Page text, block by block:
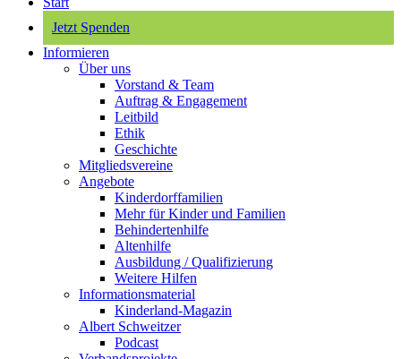
Jetzt Spenden
Informieren
Über uns
Vorstand & Team
Auftrag & Engagement
Leitbild
Ethik
Geschichte
Mitgliedsvereine
Angebote
Kinderdorffamilien
Mehr für Kinder und Familien
Behindertenhilfe
Altenhilfe
Ausbildung / Qualifizierung
Weitere Hilfen
Informationsmaterial
Kinderland-Magazin
Albert Schweitzer
Podcast